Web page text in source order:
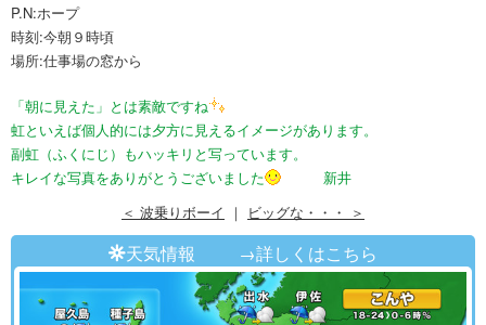
P.N:ホープ
時刻:今朝９時頃
場所:仕事場の窓から
「朝に見えた」とは素敵ですね
虹といえば個人的には夕方に見えるイメージがあります。
副虹（ふくにじ）もハッキリと写っています。
キレイな写真をありがとうございました
新井
＜ 波乗りボーイ
｜ ビッグな・・・ ＞
天気情報 →詳しくはこちら